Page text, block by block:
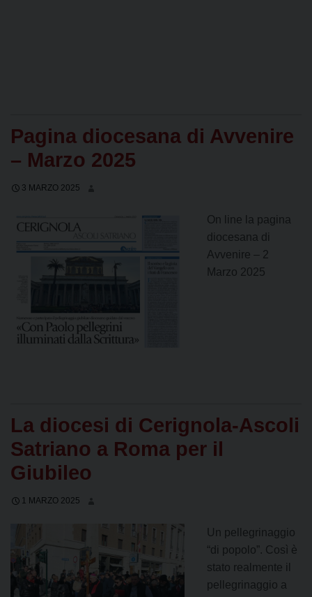
Pagina diocesana di Avvenire
– Marzo 2025
3 MARZO 2025
On line la pagina
diocesana di
Avvenire – 2
Marzo 2025
La diocesi di Cerignola-Ascoli
Satriano a Roma per il
Giubileo
1 MARZO 2025
Un pellegrinaggio
“di popolo”. Così è
stato realmente il
pellegrinaggio a